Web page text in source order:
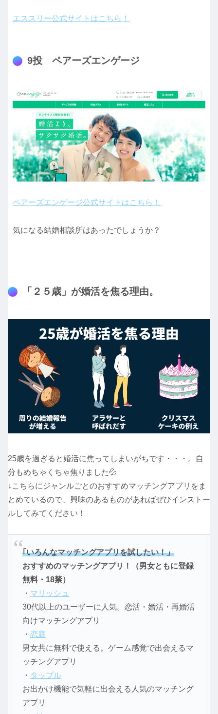
エススリー公式サイトはこちら！
9投 ペアーズエンゲージ
ペアーズエンゲージ公式サイトはこちら！
気になる結婚相談所はあったでしょうか？
「２５歳」が婚活を焦る理由。
25歳を過ぎると婚活に焦ってしまいがちです・・・。自
分もめちゃくちゃ焦りました💦
↓こちらにジャンルごとのおすすめマッチングアプリをま
とめているので、興味のあるものがあればぜひインストー
ルしてみてください！
｢いろんなマッチングアプリを試したい！」
おすすめのマッチングアプリ！（男女ともに登録
無料・18禁）
・ マリッシュ
30代以上のユーザーに人気。恋活・婚活・再婚活
向けマッチングアプリ
・ 恋庭
男女共に無料で使える。ゲーム感覚で出会えるマ
ッチングアプリ
・ タップル
お出かけ機能で気軽に出会える人気のマッチング
アプリ